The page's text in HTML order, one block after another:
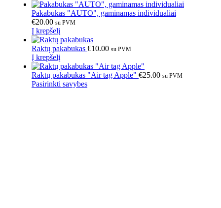
Pakabukas "AUTO", gaminamas individualiai
€20.00 su PVM
Į krepšelį
Raktų pakabukas €10.00 su PVM
Į krepšelį
Raktų pakabukas "Air tag Apple" €25.00 su PVM
Pasirinkti savybes